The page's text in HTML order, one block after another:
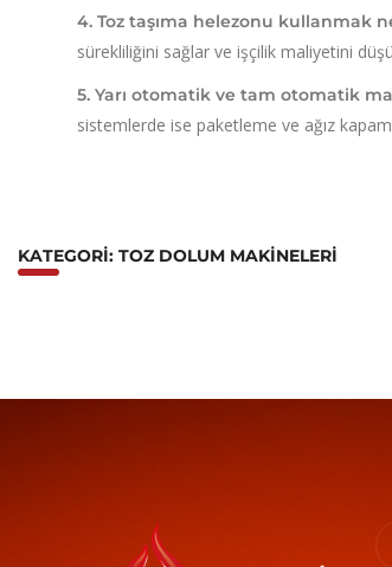
4. Toz taşıma helezonu kullanmak
sürekliliğini sağlar ve işçilik maliyetini
5. Yarı otomatik ve tam otomatik
sistemlerde ise paketleme ve ağız
KATEGORI: TOZ DOLUM MAKINELERI